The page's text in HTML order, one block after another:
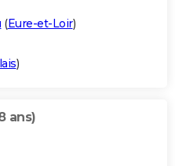
(Eure-et-Loir)
)
ans)